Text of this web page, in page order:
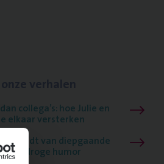
collega’s: hoe Julie en
elkaar versterken
houdt van diepgaande
én droge humor